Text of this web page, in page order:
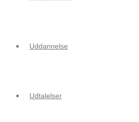
Uddannelse
Udtalelser